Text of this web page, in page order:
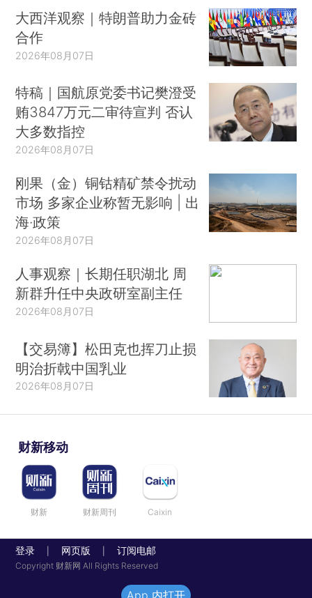
大西洋观察｜特朗普助力金砖
合作
2026年08月07日
特稿｜国航原党委书记樊澄受
贿3847万元二审待宣判 否认
大多数指控
2026年08月07日
刚果（金）铜钴精矿禁令扰动
市场 多家企业称暂无影响 | 出
海·政策
2026年08月07日
人事观察｜长期任职湖北 周
新群升任中央政研室副主任
2026年08月07日
【交易簿】松田克也挥刀止损
明治折戟中国乳业
2026年08月07日
财新移动
财新 财新周刊 Caixin
登录 网页版 订阅电邮
Copyright 财新网 All Rights Reserved
App 内打开